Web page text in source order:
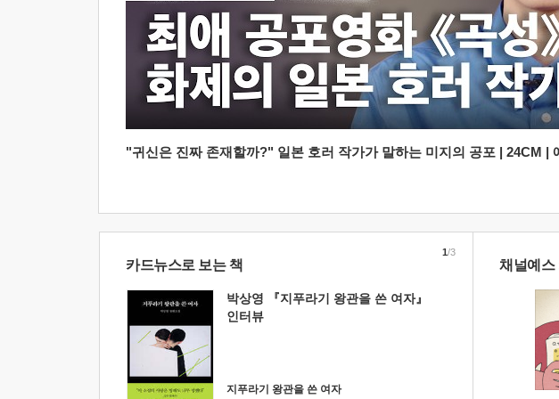
"귀신은 진짜 존재할까?" 일본 호러 작가가 말하는 미지의 공포 | 24CM |
카드뉴스로 보는 책
박상영 『지푸라기 왕관을 쓴 여자』
인터뷰
지푸라기 왕관을 쓴 여자
1/3
채널예스